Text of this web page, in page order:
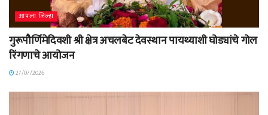
आपला जिल्हा
गुरूपौर्णिमेदिवशी श्री क्षेत्र अचलबेट देवस्थान पायथ्याशी घोड्यांचे गोल
रिंगणाचे आयोजन
27/07/2026